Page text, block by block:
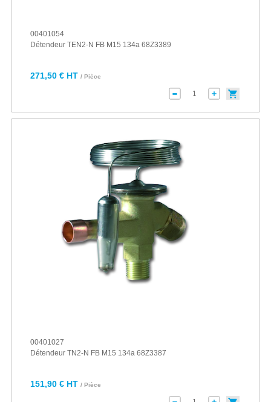
00401054
Détendeur TEN2-N FB M15 134a 68Z3389
271,50 € HT / Pièce
00401027
Détendeur TN2-N FB M15 134a 68Z3387
151,90 € HT / Pièce